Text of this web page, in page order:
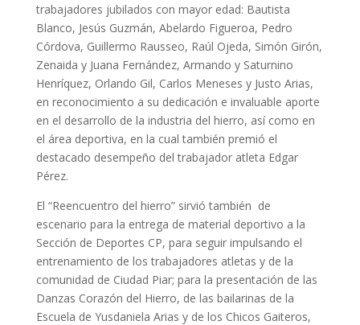
trabajadores jubilados con mayor edad: Bautista
Blanco, Jesús Guzmán, Abelardo Figueroa, Pedro
Córdova, Guillermo Rausseo, Raúl Ojeda, Simón Girón,
Zenaida y Juana Fernández, Armando y Saturnino
Henríquez, Orlando Gil, Carlos Meneses y Justo Arias,
en reconocimiento a su dedicación e invaluable aporte
en el desarrollo de la industria del hierro, así como en
el área deportiva, en la cual también premió el
destacado desempeño del trabajador atleta Edgar
Pérez.
El “Reencuentro del hierro” sirvió también de
escenario para la entrega de material deportivo a la
Sección de Deportes CP, para seguir impulsando el
entrenamiento de los trabajadores atletas y de la
comunidad de Ciudad Piar; para la presentación de las
Danzas Corazón del Hierro, de las bailarinas de la
Escuela de Yusdaniela Arias y de los Chicos Gaiteros,